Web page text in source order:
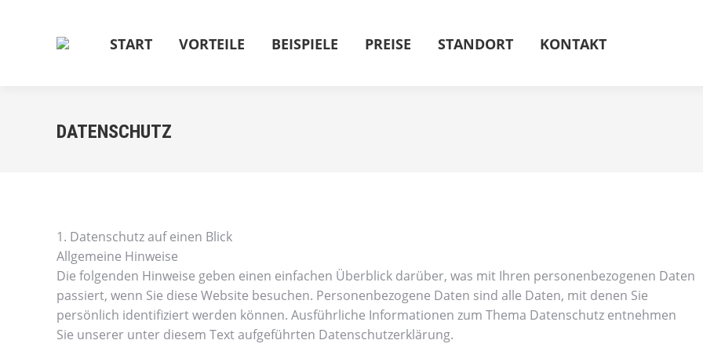
START VORTEILE BEISPIELE PREISE STANDORT KONTAKT
DATENSCHUTZ
1. Datenschutz auf einen Blick
Allgemeine Hinweise
Die folgenden Hinweise geben einen einfachen Überblick darüber, was mit Ihren personenbezogenen Daten
passiert, wenn Sie diese Website besuchen. Personenbezogene Daten sind alle Daten, mit denen Sie
persönlich identifiziert werden können. Ausführliche Informationen zum Thema Datenschutz entnehmen
Sie unserer unter diesem Text aufgeführten Datenschutzerklärung.